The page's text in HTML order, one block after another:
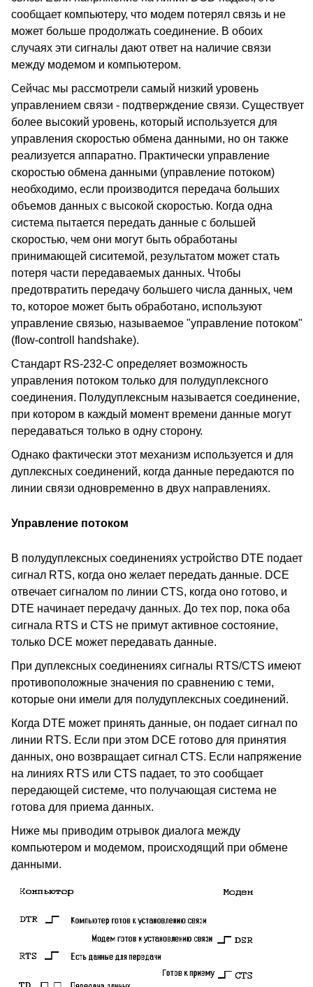
сообщает компьютеру, что модем потерял связь и не
может больше продолжать соединение. В обоих
случаях эти сигналы дают ответ на наличие связи
между модемом и компьютером.
Сейчас мы рассмотрели самый низкий уровень
управлением связи - подтверждение связи. Существует
более высокий уровень, который используется для
управления скоростью обмена данными, но он также
реализуется аппаратно. Практически управление
скоростью обмена данными (управление потоком)
необходимо, если производится передача больших
объемов данных с высокой скоростью. Когда одна
система пытается передать данные с большей
скоростью, чем они могут быть обработаны
принимающей сиситемой, результатом может стать
потеря части передаваемых данных. Чтобы
предотвратить передачу большего числа данных, чем
то, которое может быть обработано, используют
управление связью, называемое "управление потоком"
(flow-controll handshake).
Стандарт RS-232-C определяет возможность
управления потоком только для полудуплексного
соединения. Полудуплексным называется соединение,
при котором в каждый момент времени данные могут
передаваться только в одну сторону.
Однако фактически этот механизм используется и для
дуплексных соединений, когда данные передаются по
линии связи одновременно в двух направлениях.
Управление потоком
В полудуплексных соединениях устройство DTE подает
сигнал RTS, когда оно желает передать данные. DCE
отвечает сигналом по линии CTS, когда оно готово, и
DTE начинает передачу данных. До тех пор, пока оба
сигнала RTS и CTS не примут активное состояние,
только DCE может передавать данные.
При дуплексных соединениях сигналы RTS/CTS имеют
противоположные значения по сравнению с теми,
которые они имели для полудуплексных соединений.
Когда DTE может принять данные, он подает сигнал по
линии RTS. Если при этом DCE готово для принятия
данных, оно возвращает сигнал CTS. Если напряжение
на линиях RTS или CTS падает, то это сообщает
передающей системе, что получающая система не
готова для приема данных.
Ниже мы приводим отрывок диалога между
компьютером и модемом, происходящий при обмене
данными.